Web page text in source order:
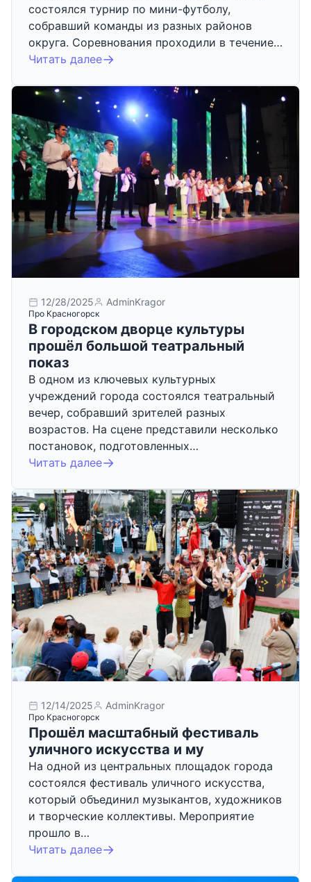
состоялся турнир по мини-футболу,
собравший команды из разных районов
округа. Соревнования проходили в течение…
Читать далее
12/28/2025 AdminKragor
Про Красногорск
В городском дворце культуры
прошёл большой театральный
показ
В одном из ключевых культурных
учреждений города состоялся театральный
вечер, собравший зрителей разных
возрастов. На сцене представили несколько
постановок, подготовленных…
Читать далее
12/14/2025 AdminKragor
Про Красногорск
Прошёл масштабный фестиваль
уличного искусства и му
На одной из центральных площадок города
состоялся фестиваль уличного искусства,
который объединил музыкантов, художников
и творческие коллективы. Мероприятие
прошло в…
Читать далее